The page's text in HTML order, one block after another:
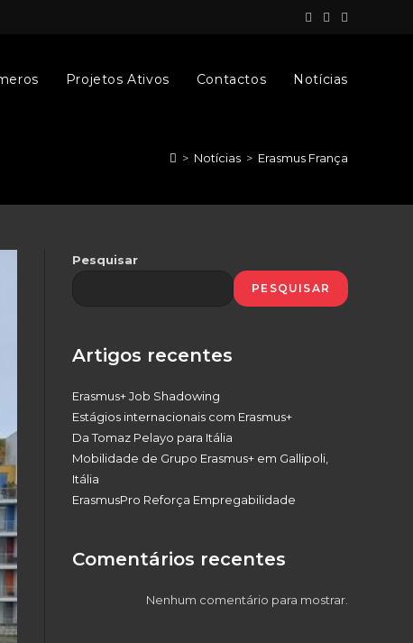
Projetos Ativos Contactos Notícias
> Notícias > Erasmus França
Pesquisar
PESQUISAR
Artigos recentes
Erasmus+ Job Shadowing
Estágios internacionais com Erasmus+
Da Tomaz Pelayo para Itália
Mobilidade de Grupo Erasmus+ em Gallipoli,
Itália
ErasmusPro Reforça Empregabilidade
Comentários recentes
Nenhum comentário para mostrar.